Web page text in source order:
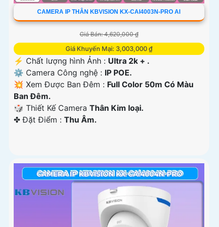
CAMERA IP THÂN KBVISION KX-CAI4003N-PRO AI
Giá Bán: 4,620,000 ₫
Giá Khuyến Mại: 3,003,000 ₫
️⚡ Chất lượng hình Ảnh : Ultra 2k + .
⚙ Camera Công nghệ : IP POE.
💥 Xem Được Ban Đêm : Full Color 50m Có Màu
Ban Ðêm.
🎲 Thiết Kế Camera Thân Kim loại.
️✤ Đặt Điểm : Thu Âm.